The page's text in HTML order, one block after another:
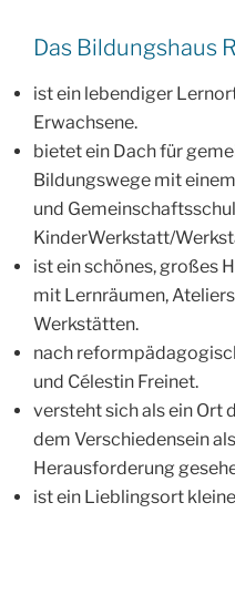
Das Bildungshaus
ist ein lebendiger
Erwachsene.
bietet ein Dach für
Bildungswege mit
und
KinderWerkstatt/
ist ein schönes, großes
mit Lernräumen,
Werkstätten.
nach
und Célestin Freinet.
versteht sich als ein Ort
dem Verschiedensein
Herausforderung
ist ein Lieblingsort